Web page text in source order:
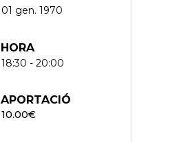
01 gen. 1970
HORA
18:30 - 20:00
APORTACIÓ
10.00€